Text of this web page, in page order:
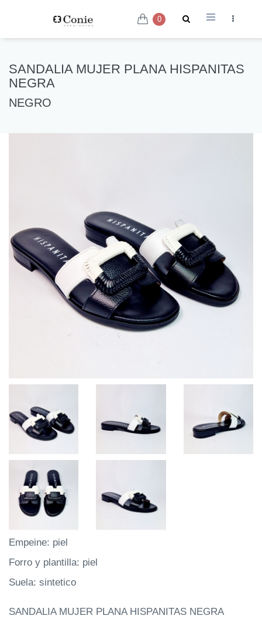
0
SANDALIA MUJER PLANA HISPANITAS
NEGRA
NEGRO
Empeine: piel
Forro y plantilla: piel
Suela: sintetico
SANDALIA MUJER PLANA HISPANITAS NEGRA